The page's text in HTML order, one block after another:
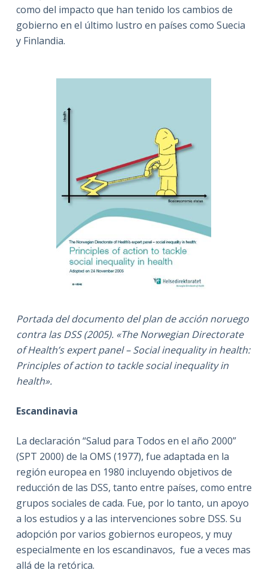
como del impacto que han tenido los cambios de
gobierno en el último lustro en países como Suecia
y Finlandia.
Portada del documento del plan de acción noruego
contra las DSS (2005). «The Norwegian Directorate
of Health’s expert panel – Social inequality in health:
Principles of action to tackle social inequality in
health».
Escandinavia
La declaración “Salud para Todos en el año 2000”
(SPT 2000) de la OMS (1977), fue adaptada en la
región europea en 1980 incluyendo objetivos de
reducción de las DSS, tanto entre países, como entre
grupos sociales de cada. Fue, por lo tanto, un apoyo
a los estudios y a las intervenciones sobre DSS. Su
adopción por varios gobiernos europeos, y muy
especialmente en los escandinavos, fue a veces mas
allá de la retórica.